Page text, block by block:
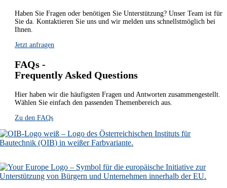
Haben Sie Fragen oder benötigen Sie Unterstützung? Unser Team ist für
Sie da. Kontaktieren Sie uns und wir melden uns schnellstmöglich bei
Ihnen.
Jetzt anfragen
FAQs -
Frequently Asked Questions
Hier haben wir die häufigsten Fragen und Antworten zusammengestellt.
Wählen Sie einfach den passenden Themenbereich aus.
Zu den FAQs